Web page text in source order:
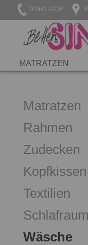
07941-2036
MATRATZEN
Matratzen
Rahmen
Zudecken
Kopfkissen
Textilien
Wäsche